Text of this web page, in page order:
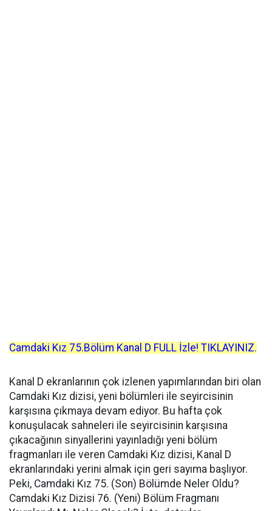
Camdaki Kız 75.Bölüm Kanal D FULL İzle! TIKLAYINIZ.
Kanal D ekranlarının çok izlenen yapımlarından biri olan
Camdaki Kız dizisi, yeni bölümleri ile seyircisinin
karşısına çıkmaya devam ediyor. Bu hafta çok
konuşulacak sahneleri ile seyircisinin karşısına
çıkacağının sinyallerini yayınladığı yeni bölüm
fragmanları ile veren Camdaki Kız dizisi, Kanal D
ekranlarındaki yerini almak için geri sayıma başlıyor.
Peki, Camdaki Kız 75. (Son) Bölümde Neler Oldu?
Camdaki Kız Dizisi 76. (Yeni) Bölüm Fragmanı